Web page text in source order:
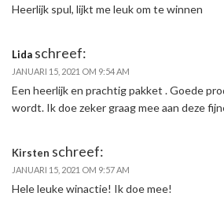
Heerlijk spul, lijkt me leuk om te winnen
Lida schreef:
JANUARI 15, 2021 OM 9:54 AM
Een heerlijk en prachtig pakket . Goede
wordt. Ik doe zeker graag mee aan deze
Kirsten schreef:
JANUARI 15, 2021 OM 9:57 AM
Hele leuke winactie! Ik doe mee!